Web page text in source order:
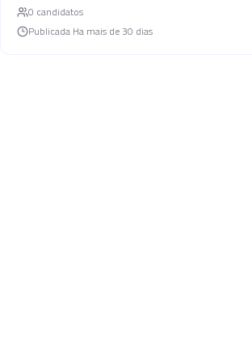
0 candidatos
Publicada Ha mais de 30 dias